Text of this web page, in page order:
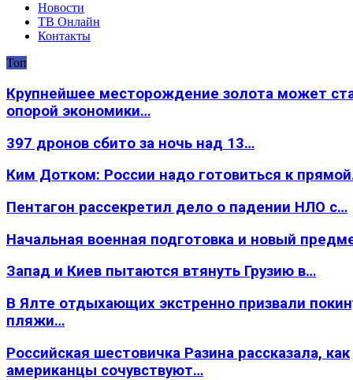
Новости
ТВ Онлайн
Контакты
Топ
Крупнейшее месторождение золота может
опорой экономики…
397 дронов сбито за ночь над 13…
Ким Дотком: России надо готовиться к
Пентагон рассекретил дело о падении НЛО с…
Начальная военная подготовка и новый
Запад и Киев пытаются втянуть Грузию в…
В Ялте отдыхающих экстренно призвали
пляжи…
Российская шестовичка Разина рассказала, как
американцы сочувствуют…